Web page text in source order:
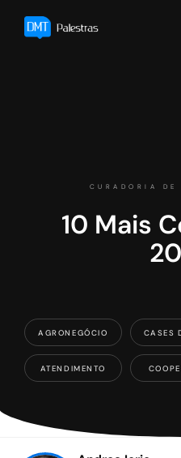
CURADORIA DE
10 Mais
AGRONEGÓCIO
ATENDIMENTO
CASES